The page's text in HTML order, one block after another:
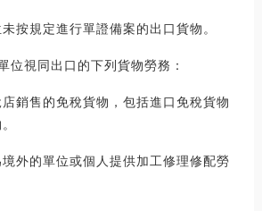
按規定進行單證備案的出口貨物。
位視同出口的下列貨物勞務：
銷售的免稅貨物，包括進口免稅貨物
外的單位或個人提供加工修理修配勞